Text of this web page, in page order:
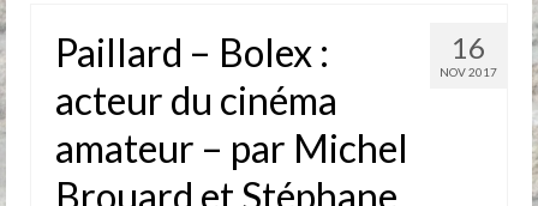
Comité
Clubs-service
Conférences
Prochaines conférences
16
NOV 2017
Paillard – Bolex :
acteur du cinéma
amateur – par Michel
Brouard et Stéphane